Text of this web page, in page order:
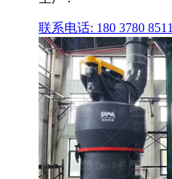
联系电话: 180 3780 8511